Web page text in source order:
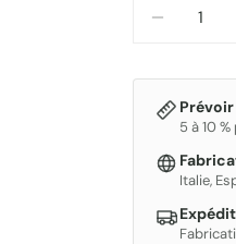
5 à 10
Italie,